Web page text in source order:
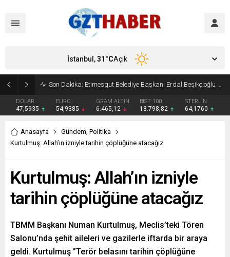
Son Dakika: Etimesgut Belediye Başkanı Erdal Beşikçioğlu görevden uzaklaştırıldı
DOLAR
47,5935
EURO
54,9385
GRAM ALTIN
6.465,12
BIST 100
13.798,82
STERLİN
64,1760
İstanbul,31°CAçık
Anasayfa Gündem, Politika
Kurtulmuş: Allah’ın izniyle tarihin çöplüğüne atacağız
Kurtulmuş: Allah’ın izniyle
tarihin çöplüğüne atacağız
TBMM Başkanı Numan Kurtulmuş, Meclis’teki Tören
Salonu’nda şehit aileleri ve gazilerle iftarda bir araya
geldi. Kurtulmuş ”Terör belasını tarihin çöplüğüne